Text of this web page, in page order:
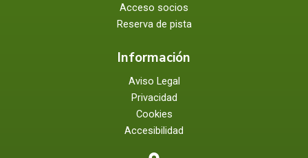
Acceso socios
Reserva de pista
Información
Aviso Legal
Privacidad
Cookies
Accesibilidad